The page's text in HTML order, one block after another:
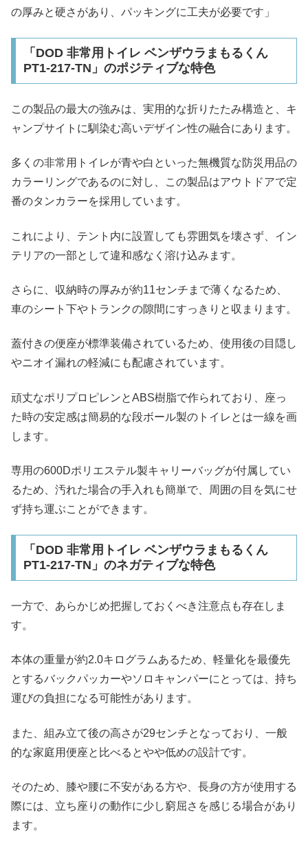
の厚みと硬さがあり、パッキングに工夫が必要です」
「DOD 非常用トイレ ベンザウラまもるくん
PT1-217-TN」のポジティブな特色
この製品の最大の強みは、実用的な折りたたみ構造と、キ
ャンプサイトに馴染む高いデザイン性の融合にあります。
多くの非常用トイレが青や白といった無機質な防災用品の
カラーリングであるのに対し、この製品はアウトドアで定
番のタンカラーを採用しています。
これにより、テント内に設置しても雰囲気を壊さず、イン
テリアの一部として違和感なく溶け込みます。
さらに、収納時の厚みが約11センチまで薄くなるため、
車のシート下やトランクの隙間にすっきりと収まります。
蓋付きの便座が標準装備されているため、使用後の目隠し
やニオイ漏れの軽減にも配慮されています。
頑丈なポリプロピレンとABS樹脂で作られており、座っ
た時の安定感は簡易的な段ボール製のトイレとは一線を画
します。
専用の600Dポリエステル製キャリーバッグが付属してい
るため、汚れた場合の手入れも簡単で、周囲の目を気にせ
ず持ち運ぶことができます。
「DOD 非常用トイレ ベンザウラまもるくん
PT1-217-TN」のネガティブな特色
一方で、あらかじめ把握しておくべき注意点も存在しま
す。
本体の重量が約2.0キログラムあるため、軽量化を最優先
とするバックパッカーやソロキャンパーにとっては、持ち
運びの負担になる可能性があります。
また、組み立て後の高さが29センチとなっており、一般
的な家庭用便座と比べるとやや低めの設計です。
そのため、膝や腰に不安がある方や、長身の方が使用する
際には、立ち座りの動作に少し窮屈さを感じる場合があり
ます。